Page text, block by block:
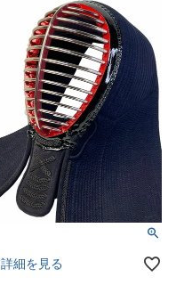
詳細を見る